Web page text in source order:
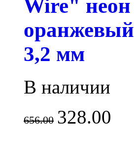
Wire" неон
оранжевый
3,2 мм
В наличии
656.00 328.00